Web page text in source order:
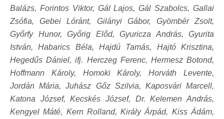
Balázs, Forintos Viktor, Gál Lajos, Gál Szabolcs, Gallai
Zsófia, Gebei Lóránt, Gilányi Gábor, Gyömbér Zsolt,
Győrfy Hunor, Győrig Előd, Gyuricza András, Gyurita
István, Habarics Béla, Hajdú Tamás, Hajtó Krisztina,
Hegedűs Dániel, ifj. Herczeg Ferenc, Hermesz Botond,
Hoffmann Károly, Homoki Károly, Horváth Levente,
Jordán Mária, Juhász Gőz Szilvia, Kaposvári Marcell,
Katona József, Kecskés József, Dr. Kelemen András,
Kengyel Máté, Kern Rolland, Király Árpád, Kiss Ádám,